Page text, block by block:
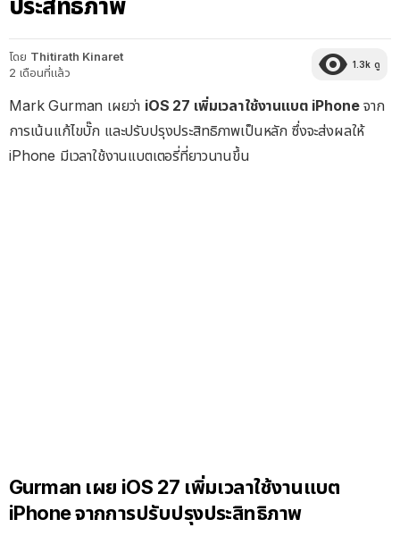
ประสิทธิภาพ
โดย Thitirath Kinaret
2 เดือนที่แล้ว
1.3k ดู
Mark Gurman เผยว่า iOS 27 เพิ่มเวลาใช้งานแบต iPhoneจาก
การเน้นแก้ไขบั๊ก และปรับปรุงประสิทธิภาพเป็นหลัก ซึ่งจะส่งผลให้
iPhone มีเวลาใช้งานแบตเตอรี่ที่ยาวนานขึ้น
Gurman เผย iOS 27 เพิ่มเวลาใช้งานแบต
iPhone จากการปรับปรุงประสิทธิภาพ